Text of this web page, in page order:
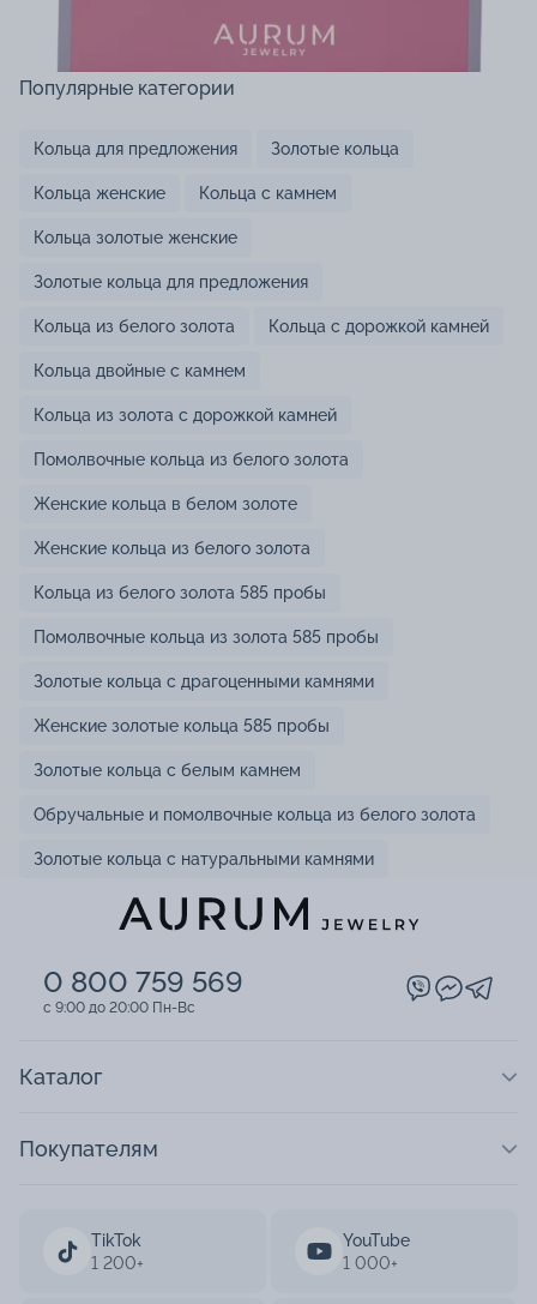
Популярные категории
Кольца для предложения Золотые кольца
Кольца женские Кольца с камнем
Кольца золотые женские
Золотые кольца для предложения
Кольца из белого золота Кольца с дорожкой камней
Кольца двойные с камнем
Кольца из золота с дорожкой камней
Помолвочные кольца из белого золота
Женские кольца в белом золоте
Женские кольца из белого золота
Кольца из белого золота 585 пробы
Помолвочные кольца из золота 585 пробы
Золотые кольца с драгоценными камнями
Женские золотые кольца 585 пробы
Золотые кольца с белым камнем
Обручальные и помолвочные кольца из белого золота
Золотые кольца с натуральными камнями
0 800 759 569
c 9:00 до 20:00 Пн-Вс
TikTok
1 200+
YouTube
1 000+
Каталог
Покупателям